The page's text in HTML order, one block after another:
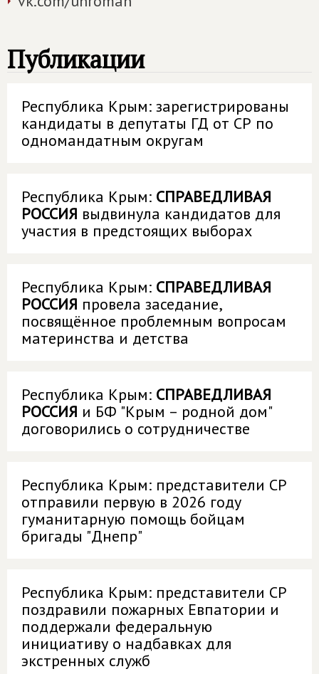
Публикации
Республика Крым: зарегистрированы
кандидаты в депутаты ГД от СР по
одномандатным округам
Республика Крым: СПРАВЕДЛИВАЯ
РОССИЯ выдвинула кандидатов для
участия в предстоящих выборах
Республика Крым: СПРАВЕДЛИВАЯ
РОССИЯ провела заседание,
посвящённое проблемным вопросам
материнства и детства
Республика Крым: СПРАВЕДЛИВАЯ
РОССИЯ и БФ "Крым – родной дом"
договорились о сотрудничестве
Республика Крым: представители СР
отправили первую в 2026 году
гуманитарную помощь бойцам
бригады "Днепр"
Республика Крым: представители СР
поздравили пожарных Евпатории и
поддержали федеральную
инициативу о надбавках для
экстренных служб